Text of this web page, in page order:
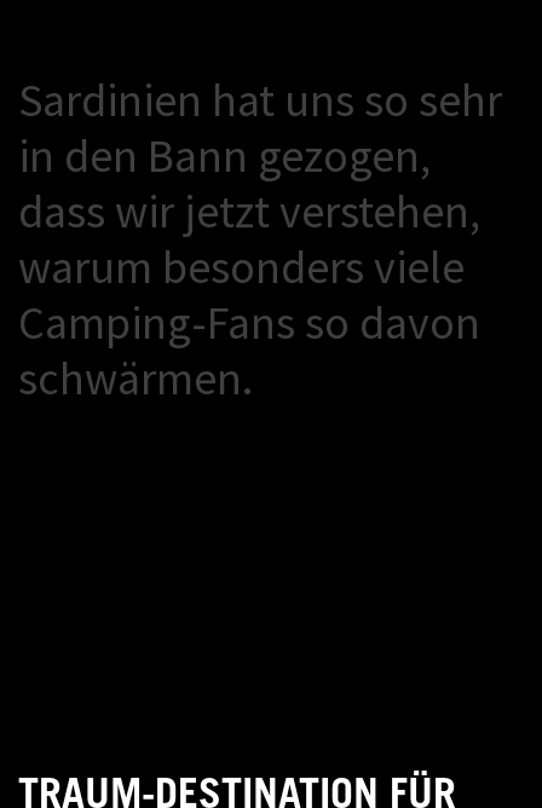
Sardinien hat uns so sehr
in den Bann gezogen,
dass wir jetztverstehen,
warum besondersviele
Camping-Fans so davon
schwärmen.
TRAUM-DESTINATION FÜR